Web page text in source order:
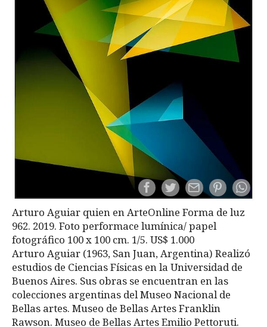
Arturo Aguiar quien en ArteOnline Forma de luz
962. 2019. Foto performace lumínica/ papel
fotográfico 100 x 100 cm. 1/5. US$ 1.000
Arturo Aguiar (1963, San Juan, Argentina) Realizó
estudios de Ciencias Físicas en la Universidad de
Buenos Aires. Sus obras se encuentran en las
colecciones argentinas del Museo Nacional de
Bellas artes. Museo de Bellas Artes Franklin
Rawson. Museo de Bellas Artes Emilio Pettoruti.